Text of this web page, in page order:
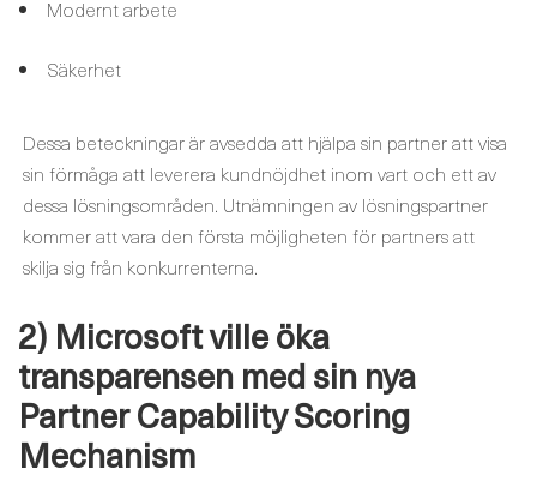
Modernt arbete
Säkerhet
Dessa beteckningar är avsedda att hjälpa sin partner att visa
sin förmåga att leverera kundnöjdhet inom vart och ett av
dessa lösningsområden. Utnämningen av lösningspartner
kommer att vara den första möjligheten för partners att
skilja sig från konkurrenterna.
2) Microsoft ville öka
transparensen med sin nya
Partner Capability Scoring
Mechanism